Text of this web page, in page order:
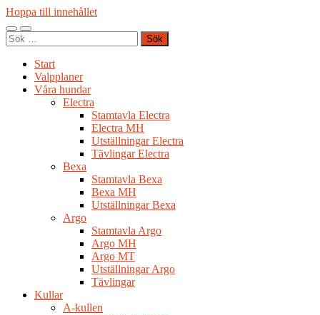
Hoppa till innehållet
Slå
på/av
Slå
på/av
Sök
efter:
Start
Valpplaner
Våra hundar
Electra
Stamtavla Electra
Electra MH
Utställningar Electra
Tävlingar Electra
Bexa
Stamtavla Bexa
Bexa MH
Utställningar Bexa
Argo
Stamtavla Argo
Argo MH
Argo MT
Utställningar Argo
Tävlingar
Kullar
A-kullen